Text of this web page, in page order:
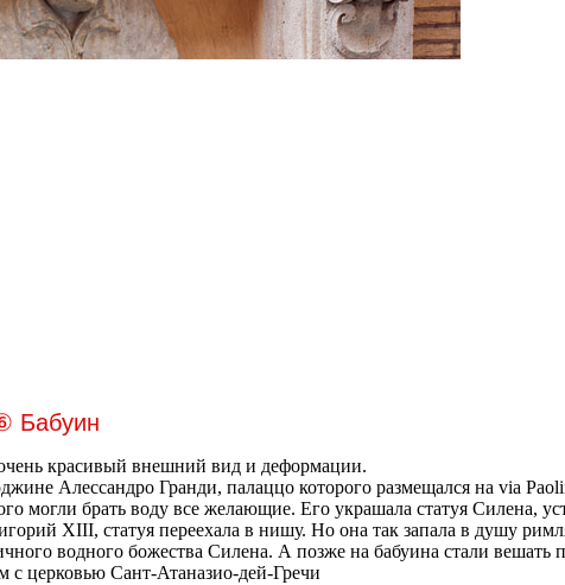
Бабуин
красивый внешний вид и деформации.
Алессандро Гранди, палаццо которого размещался на via
могли брать воду все желающие. Его украшала статуя Силена,
XIII, статуя переехала в нишу. Но она так запала в душу
водного божества Силена. А позже на бабуина стали вешать
с церковью Сант-Атаназио-дей-Гречи